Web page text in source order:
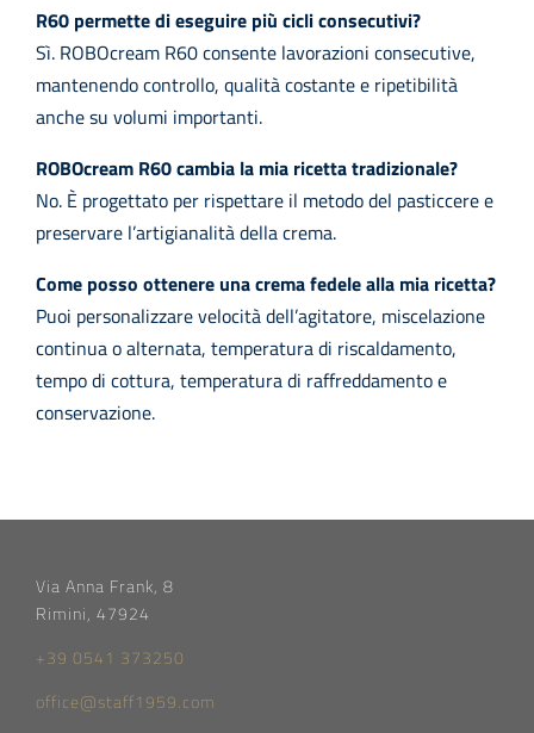
R60 permette di eseguire più cicli consecutivi?
Sì. ROBOcream R60 consente lavorazioni consecutive,
mantenendo controllo, qualità costante e ripetibilità
anche su volumi importanti.
ROBOcream R60 cambia la mia ricetta tradizionale?
No. È progettato per rispettare il metodo del pasticcere e
preservare l’artigianalità della crema.
Come posso ottenere una crema fedele alla mia ricetta?
Puoi personalizzare velocità dell’agitatore, miscelazione
continua o alternata, temperatura di riscaldamento,
tempo di cottura, temperatura di raffreddamento e
conservazione.
Via Anna Frank, 8
Rimini, 47924
+39 0541 373250
office@staff1959.com